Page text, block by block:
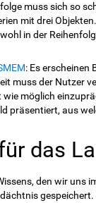
muss sich so
mit drei
in der
: Es erscheinen
muss der Nutzer
wie möglich
präsentiert, aus
das
den wir uns